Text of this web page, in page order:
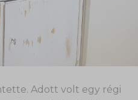
Adott volt egy régi